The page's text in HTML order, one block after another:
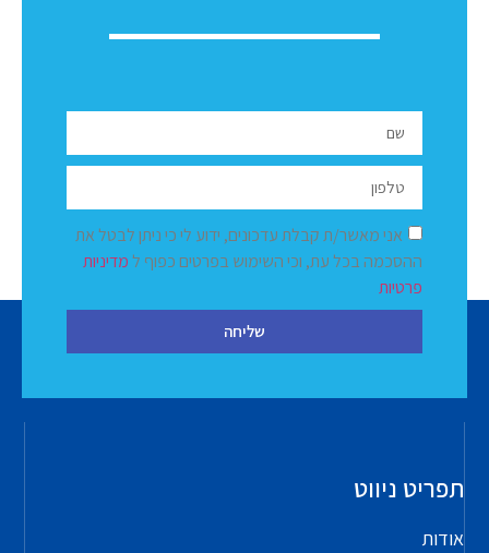
אני מאשר/ת קבלת עדכונים, ידוע לי כי ניתן לבטל את
ההסכמה בכל עת, וכי השימוש בפרטים כפוף למדיניות
פרטיות
שליחה
תפריט ניווט
אודות